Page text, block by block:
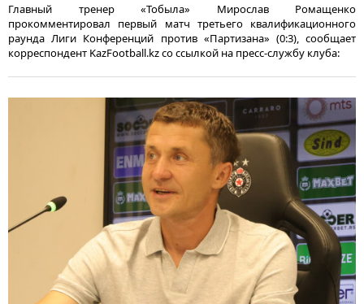
Главный тренер «Тобыла» Мирослав Ромащенко
прокомментировал первый матч третьего квалификационного
раунда Лиги Конференций против «Партизана» (0:3), сообщает
корреспондент KazFootball.kz со ссылкой на пресс-службу клуба: